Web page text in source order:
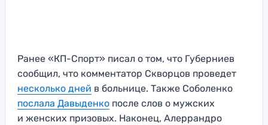
Ранее «КП-Спорт» писал о том, что Губерниев
сообщил, что комментатор Скворцов проведет
несколько дней в больнице. Также Соболенко
послала Давыденко после слов о мужских
и женских призовых. Наконец, Алеррандро